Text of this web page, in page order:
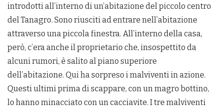
introdotti all’interno di un’abitazione del piccolo centro
del Tanagro. Sono riusciti ad entrare nell’abitazione
attraverso una piccola finestra. All’interno della casa,
però, c’era anche il proprietario che, insospettito da
alcuni rumori, è salito al piano superiore
dell’abitazione. Qui ha sorpreso i malviventi in azione.
Questi ultimi prima di scappare, con un magro bottino,
lo hanno minacciato con un cacciavite. I tre malviventi